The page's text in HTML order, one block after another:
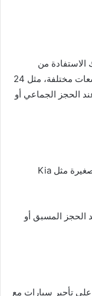
الاستفادة من
خصومات تصل إلى 15% على تأجير باصات بسعات مختلفة، مثل 24
عند الحجز الجماعي أو
لذلك تتوافر خصومات على تأجير السيارات الصغيرة مثل Kia
تصل الخصومات إلى 20% عند الحجز المسبق أو
الشركات خصومات تصل إلى 15% على تأجير سيارات مع